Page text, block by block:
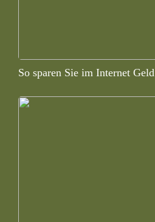
So sparen Sie im Internet Geld